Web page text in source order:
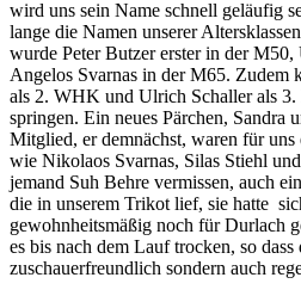
wird uns sein Name schnell geläufig
lange die Namen unserer
wurde Peter Butzer erster in der
Angelos Svarnas in der M65. Zudem
als 2. WHK und Ulrich Schaller als 3.
springen. Ein neues Pärchen, Sandra
Mitglied, er demnächst, waren für uns
wie Nikolaos Svarnas, Silas Stiehl
jemand Suh Behre vermissen, auch
die in unserem Trikot lief, sie hatte
gewohnheitsmäßig noch für Durlach
es bis nach dem Lauf trocken, so
zuschauerfreundlich sondern auch